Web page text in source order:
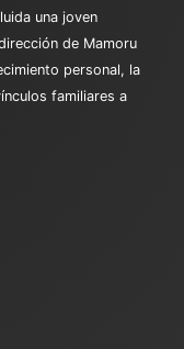
una joven
de Mamoru
personal, la
familiares a